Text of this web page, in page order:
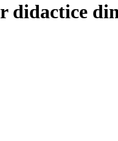
didactice